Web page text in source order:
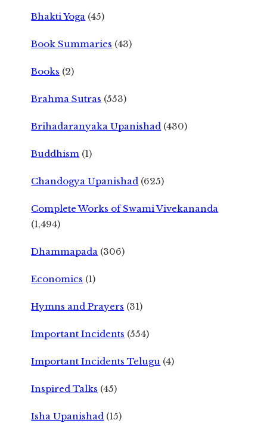
Bhakti Yoga (45)
Book Summaries (43)
Books (2)
Brahma Sutras (553)
Brihadaranyaka Upanishad (430)
Buddhism (1)
Chandogya Upanishad (625)
Complete Works of Swami Vivekananda
(1,494)
Dhammapada (306)
Economics (1)
Hymns and Prayers (31)
Important Incidents (554)
Important Incidents Telugu (4)
Inspired Talks (45)
Isha Upanishad (15)